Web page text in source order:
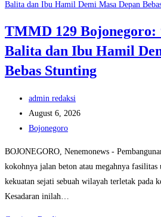
Patriot
di
Lintas
Beton
Kesongo:
Pembuktian
Sinergi
Lewat
TMMD
129
Bojonegoro
TMMD 129 Bojonegoro:
Balita dan Ibu Hamil
Bebas Stunting
Post
author:
admin redaksi
Post
published:
August 6, 2026
Post
Bojonegoro
BOJONEGORO, Nenemonews -
kokohnya jalan beton atau megahnya
kekuatan sejati sebuah wilayah terletak pada
Kesadaran inilah…